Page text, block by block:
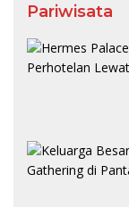
Pariwisata